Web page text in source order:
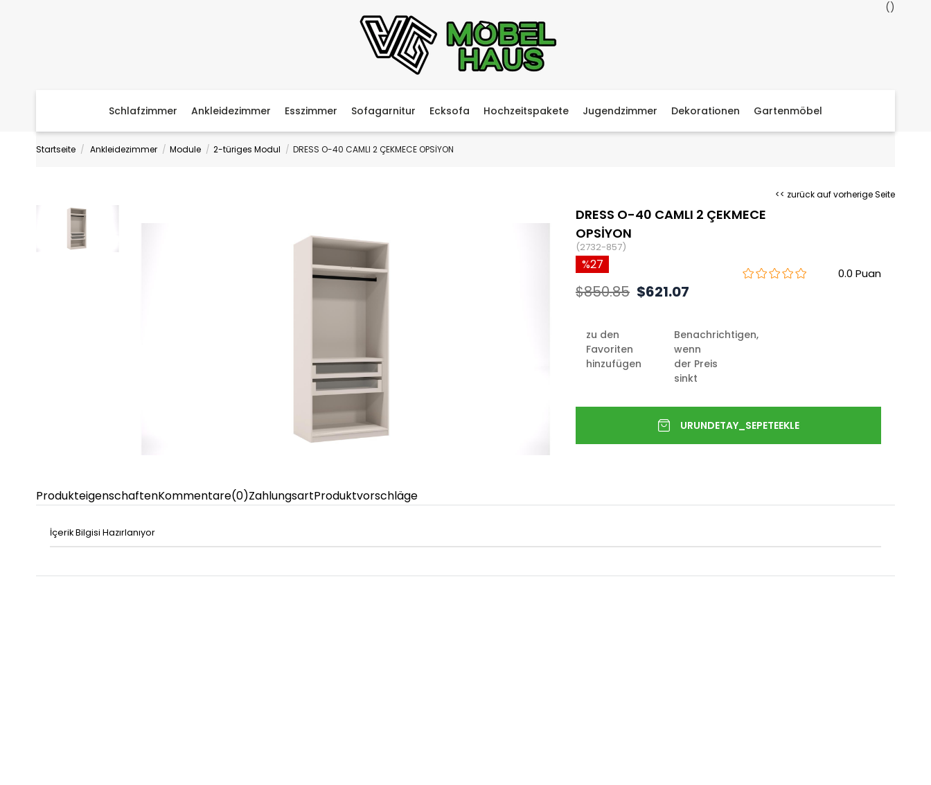
Schlafzimmer Ankleidezimmer Esszimmer Sofagarnitur Ecksofa Hochzeitspakete Jugendzimmer Dekorationen Gartenmöbel
Startseite Ankleidezimmer Module 2-türiges Modul DRESS O-40 CAMLI 2 ÇEKMECE OPSİYON
<< zurück auf vorherige Seite
DRESS O-40 CAMLI 2 ÇEKMECE
OPSİYON
(2732-857)
0.0
27
$850.85 $621.07
zu den
Favoriten
hinzufügen
Benachrichtigen,
wenn
der Preis
sinkt
ProdukteigenschaftenKommentare(0)ZahlungsartProduktvorschläge
İçerik Bilgisi Hazırlanıyor